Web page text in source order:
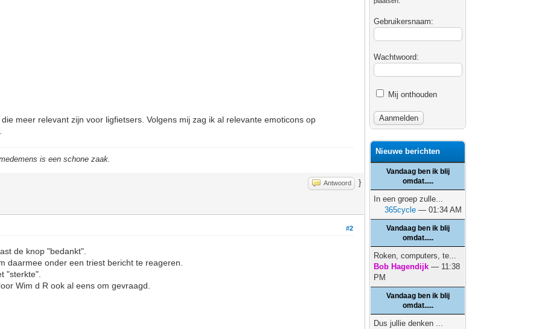
meer relevant zijn voor ligfietsers. Volgens mij zag ik al relevante emoticons op
is een schone zaak.
Antwoord }
#2
de knop "bedankt".
daarmee onder een triest bericht te reageren.
"sterkte".
Wim d R ook al eens om gevraagd.
Gebruikersnaam:
Wachtwoord:
Mij onthouden
Nieuwe berichten
Vandaag ben ik blij
omdat.....
In een groep zulle...
365cycle — 01:34 AM
Vandaag ben ik blij
omdat.....
Roken, computers, te...
Bob Hagendijk — 11:38
PM
Vandaag ben ik blij
omdat.....
Dus jullie denken ...